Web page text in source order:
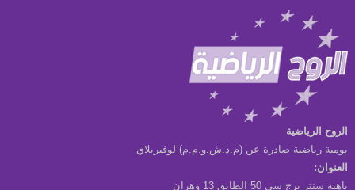
الروح الرياضية
يومية رياضية صادرة عن (م.ذ.ش.و.م.م) لوفيربلاي
العنوان:
باهية سنتر برج سي 50 الطابق 13 وهران